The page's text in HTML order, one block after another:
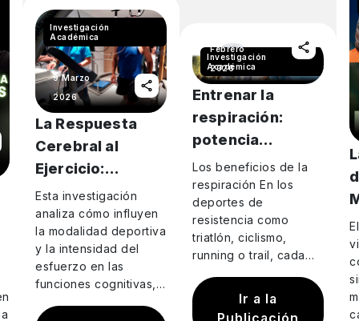
Investigación
Académica
9 Marzo
2026
La Respuesta
Cerebral al
Ejercicio:
Intensidad y
Personalización
Mental
Esta investigación
analiza cómo influyen
la modalidad deportiva
y la intensidad del
esfuerzo en las
funciones cognitivas,
Investigación
Académica
Febrero
2026
Entrenar la
respiración:
potencia
inspiratoria,
rendimiento y
longevidad
Los beneficios de la
respiración En los
deportes de
resistencia como
triatlón, ciclismo,
running o trail, cada
el objetivo es sostener
el rendimiento en el
Ir a la
Publicación